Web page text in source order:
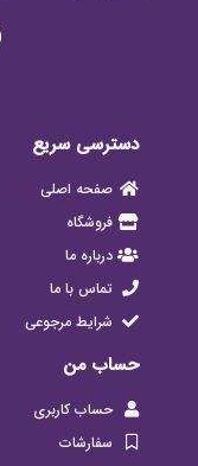
دسترسی سریع
صفحه اصلی
فروشگاه
درباره ما
تماس با ما
شرایط مرجوعی
حساب من
حساب کاربری
سفارشات